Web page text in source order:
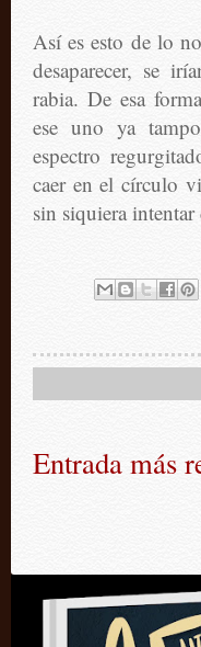
Así es esto de lo
desaparecer, se
rabia. De esa
ese uno ya
espectro
caer en el círculo
sin siquiera intentar
Entrada más